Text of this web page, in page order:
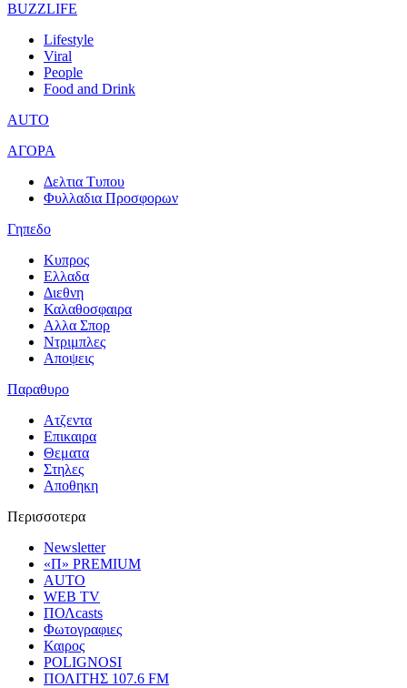
BUZZLIFE
Lifestyle
Viral
People
Food and Drink
AUTO
ΑΓΟΡΑ
Δελτια Τυπου
Φυλλαδια Προσφορων
Γηπεδο
Κυπρος
Ελλαδα
Διεθνη
Καλαθοσφαιρα
Αλλα Σπορ
Ντριμπλες
Αποψεις
Παραθυρο
Ατζεντα
Επικαιρα
Θεματα
Στηλες
Αποθηκη
Περισσοτερα
Newsletter
«Π» PREMIUM
AUTO
WEB TV
ΠΟΛcasts
Φωτογραφιες
Καιρος
POLIGNOSI
ΠΟΛΙΤΗΣ 107.6 FM